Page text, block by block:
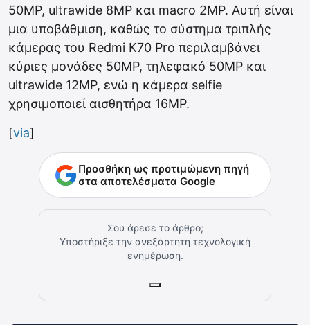
50MP, ultrawide 8MP και macro 2MP. Αυτή είναι
μια υποβάθμιση, καθώς το σύστημα τριπλής
κάμερας του Redmi K70 Pro περιλαμβάνει
κύριες μονάδες 50MP, τηλεφακό 50MP και
ultrawide 12MP, ενώ η κάμερα selfie
χρησιμοποιεί αισθητήρα 16MP.
[via]
Προσθήκη ως προτιμώμενη πηγή
στα αποτελέσματα Google
Σου άρεσε το άρθρο;
Υποστήριξε την ανεξάρτητη τεχνολογική
ενημέρωση.